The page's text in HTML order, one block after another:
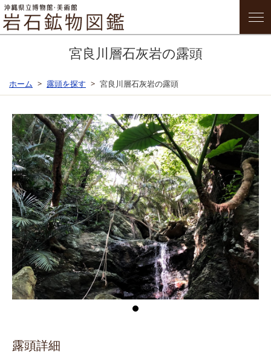
宮良川層石灰岩の露頭
ホーム 露頭を探す 宮良川層石灰岩の露頭
露頭詳細